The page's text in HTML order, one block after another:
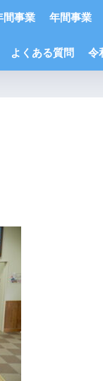
間事業 年間事業
よくある質問 令